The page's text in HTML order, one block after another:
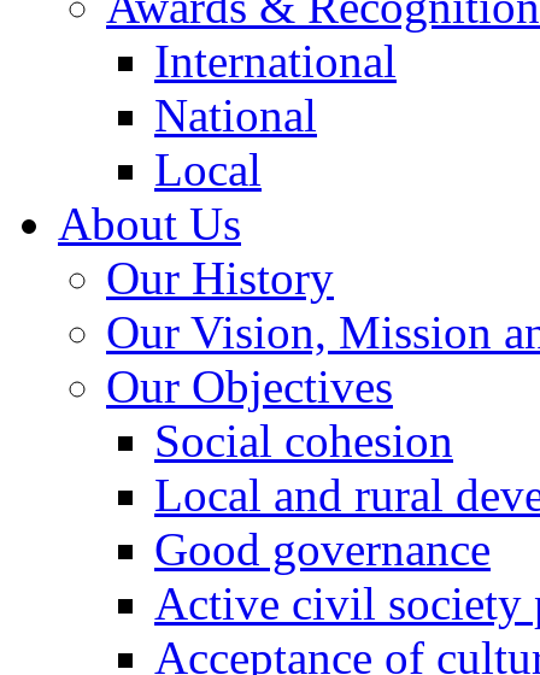
International
National
Local
About Us
Our History
Our Vision, Mission
Our Objectives
Social cohesion
Local and rural
Good governance
Active civil society
Acceptance of